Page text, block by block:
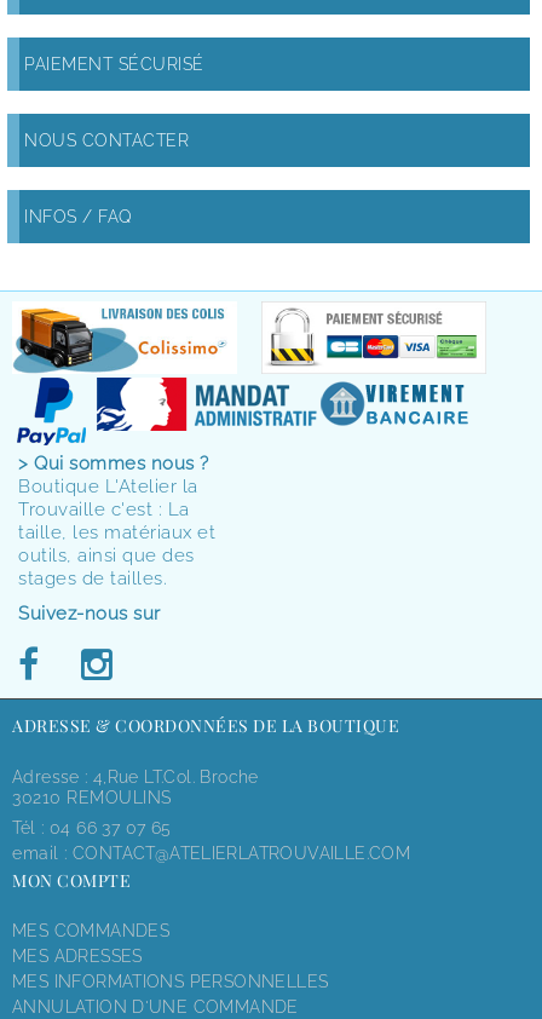
PAIEMENT SÉCURISÉ
NOUS CONTACTER
INFOS / FAQ
> Qui sommes nous ?
Boutique L'Atelier la
Trouvaille c'est : La
taille, les matériaux et
outils, ainsi que des
stages de tailles.
Suivez-nous sur
ADRESSE & COORDONNÉES DE LA BOUTIQUE
Adresse : 4,rue LT.Col. Broche
30210 REMOULINS
Tél : 04 66 37 07 65
email : CONTACT@ATELIERLATROUVAILLE.COM
MON COMPTE
MES COMMANDES
MES ADRESSES
MES INFORMATIONS PERSONNELLES
ANNULATION D'UNE COMMANDE